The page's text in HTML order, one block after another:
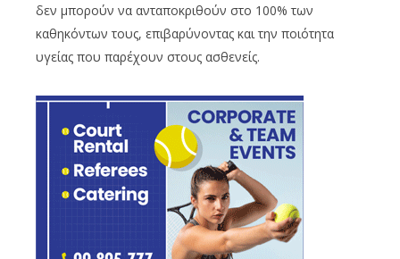
δεν μπορούν να ανταποκριθούν στο 100% των
καθηκόντων τους, επιβαρύνοντας και την ποιότητα
υγείας που παρέχουν στους ασθενείς.